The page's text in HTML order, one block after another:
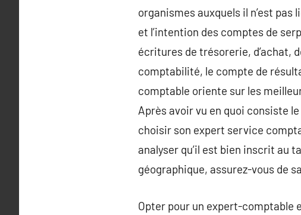
organismes auxquels il n’est
et l’intention des comptes de
écritures de trésorerie, d’achat,
comptabilité, le compte de
comptable oriente sur les
Après avoir vu en quoi consiste
choisir son expert service
analyser qu’il est bien inscrit au
géographique, assurez-vous de
Opter pour un expert-comptable